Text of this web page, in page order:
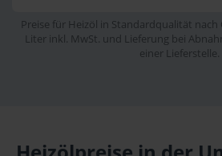
Preise für Heizöl in Standardqualität nach
Liter inkl. MwSt. und Lieferung bei
einer Lieferstelle.